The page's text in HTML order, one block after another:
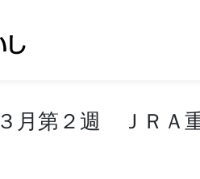
月第２週 ＪＲＡ